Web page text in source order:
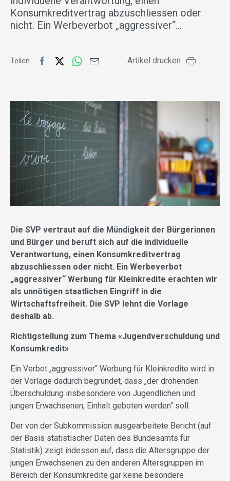
Konsumkreditvertrag abzuschliessen oder
nicht. Ein Werbeverbot „aggressiver“…
Teilen Artikel drucken
Die SVP vertraut auf die Mündigkeit der Bürgerinnen
und Bürger und beruft sich auf die individuelle
Verantwortung, einen Konsumkreditvertrag
abzuschliessen oder nicht. Ein Werbeverbot
„aggressiver“ Werbung für Kleinkredite erachten wir
als unnötigen staatlichen Eingriff in die
Wirtschaftsfreiheit. Die SVP lehnt die Vorlage
deshalb ab.
Richtigstellung zum Thema «Jugendverschuldung und
Konsumkredit»
Ein Verbot „aggressiver“ Werbung für Kleinkredite wird in
der Vorlage dadurch begründet, dass „der drohenden
Überschuldung insbesondere von Jugendlichen und
jungen Erwachsenen, Einhalt geboten werden“ soll.
Der von der Subkommission ausgearbeitete Bericht (auf
der Basis statistischer Daten des Bundesamts für
Statistik) zeigt indessen auf, dass die Altersgruppe der
jungen Erwachsenen zu den anderen Altersgruppen im
Bereich der Konsumkredite gar keine besondere